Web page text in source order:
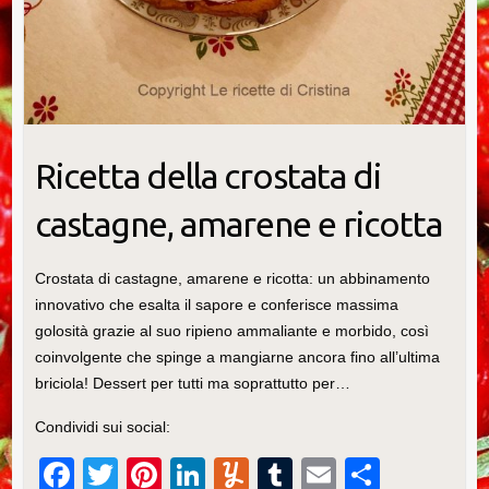
Ricetta della crostata di
castagne, amarene e ricotta
Crostata di castagne, amarene e ricotta: un abbinamento
innovativo che esalta il sapore e conferisce massima
golosità grazie al suo ripieno ammaliante e morbido, così
coinvolgente che spinge a mangiarne ancora fino all’ultima
briciola! Dessert per tutti ma soprattutto per…
Condividi sui social:
F T Pi Li Y T E